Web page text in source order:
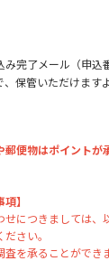
完了メール（申込
保管いただけます
便物はポイントが
】
につきましては、
さい。
を承ることができ